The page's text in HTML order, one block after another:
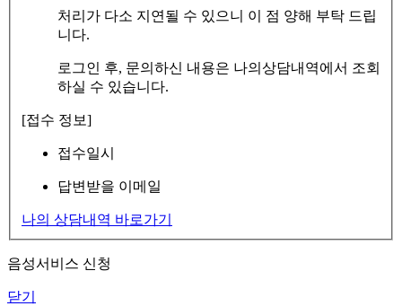
처리가 다소 지연될 수 있으니 이 점 양해 부탁 드립
니다.
로그인 후, 문의하신 내용은 나의상담내역에서 조회
하실 수 있습니다.
[접수 정보]
접수일시
답변받을 이메일
나의 상담내역 바로가기
음성서비스 신청
닫기